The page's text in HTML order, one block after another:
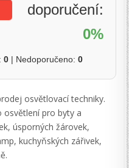
doporučení:
0%
0 | Nedoporučeno:0
osvětlovací techniky.
osvětlení pro byty a
úsporných žárovek,
kuchyňských zářivek,